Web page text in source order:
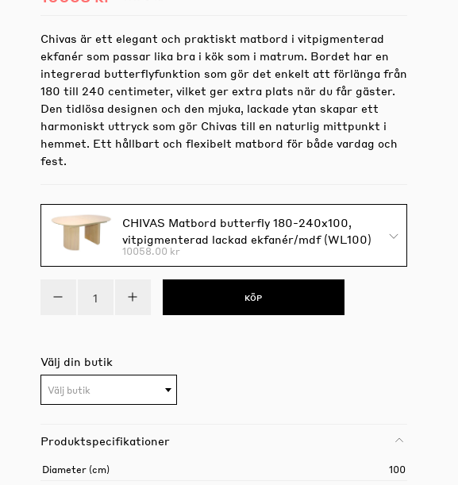
Chivas är ett elegant och praktiskt matbord i vitpigmenterad
ekfanér som passar lika bra i kök som i matrum. Bordet har en
integrerad butterflyfunktion som gör det enkelt att förlänga från
180 till 240 centimeter, vilket ger extra plats när du får gäster.
Den tidlösa designen och den mjuka, lackade ytan skapar ett
harmoniskt uttryck som gör Chivas till en naturlig mittpunkt i
hemmet. Ett hållbart och flexibelt matbord för både vardag och
fest.
CHIVAS Matbord butterfly 180-240x100,
vitpigmenterad lackad ekfanér/mdf (WL100)
10058.00 kr
KÖP
Välj din butik
Välj butik
Produktspecifikationer
Diameter (cm)
100